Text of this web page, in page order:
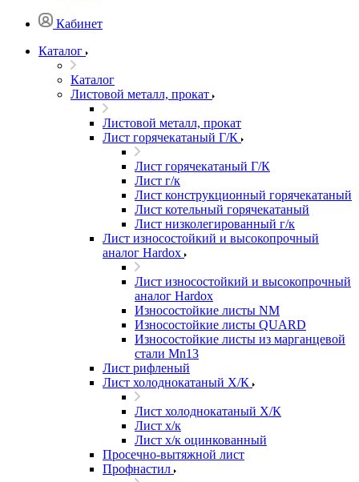
Кабинет
Каталог
Каталог
Листовой металл, прокат
Листовой металл, прокат
Лист горячекатаный Г/К
Лист горячекатаный Г/К
Лист г/к
Лист конструкционный горячекатаный
Лист котельный горячекатаный
Лист низколегированный г/к
Лист износостойкий и высокопрочный
аналог Hardox
Лист износостойкий и высокопрочный
аналог Hardox
Износостойкие листы NM
Износостойкие листы QUARD
Износостойкие листы из марганцевой
стали Mn13
Лист рифленый
Лист холоднокатаный Х/К
Лист холоднокатаный Х/К
Лист х/к
Лист х/к оцинкованный
Просечно-вытяжной лист
Профнастил